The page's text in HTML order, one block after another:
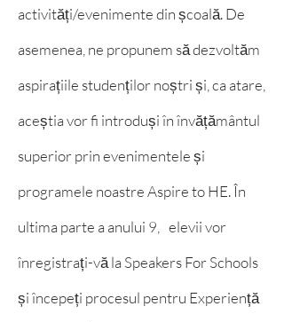
activități/evenimente din școală. De
asemenea, ne propunem să dezvoltăm
aspirațiile studenților noștri și, ca atare,
aceștia vor fi introduși în învățământul
superior prin evenimentele și
programele noastre Aspire to HE. În
ultima parte a anului 9,
elevii vor
înregistrați-vă la Speakers For Schools
și începeți procesul pentru Experiență